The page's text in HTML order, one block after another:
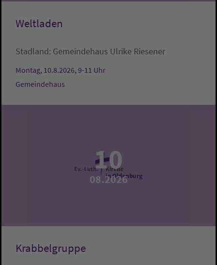
Weltladen
Stadland: Gemeindehaus Ulrike Riesener
Montag, 10.8.2026, 9-11 Uhr
Gemeindehaus
10
08.2026
Krabbelgruppe